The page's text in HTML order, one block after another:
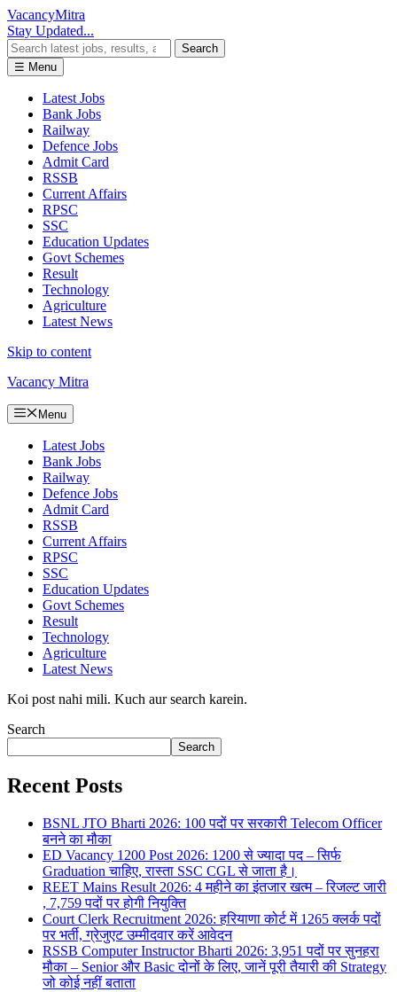
VacancyMitra
Stay Updated...
Search
☰ Menu
Latest Jobs
Bank Jobs
Railway
Defence Jobs
Admit Card
RSSB
Current Affairs
RPSC
SSC
Education Updates
Govt Schemes
Result
Technology
Agriculture
Latest News
Skip to content
Vacancy Mitra
Menu
Latest Jobs
Bank Jobs
Railway
Defence Jobs
Admit Card
RSSB
Current Affairs
RPSC
SSC
Education Updates
Govt Schemes
Result
Technology
Agriculture
Latest News
Koi post nahi mili. Kuch aur search karein.
Search
Search
Recent Posts
BSNL JTO Bharti 2026: 100 पदों पर सरकारी Telecom Officer
बनने का मौका
ED Vacancy 1200 Post 2026: 1200 से ज्यादा पद – सिर्फ
Graduation चाहिए, रास्ता SSC CGL से जाता है।
REET Mains Result 2026: 4 महीने का इंतजार खत्म – रिजल्ट जारी
, 7,759 पदों पर होगी नियुक्ति
Court Clerk Recruitment 2026: हरियाणा कोर्ट में 1265 क्लर्क पदों
पर भर्ती, ग्रेजुएट उम्मीदवार करें आवेदन
RSSB Computer Instructor Bharti 2026: 3,951 पदों पर सुनहरा
मौका – Senior और Basic दोनों के लिए, जानें पूरी तैयारी की Strategy
जो कोई नहीं बताता